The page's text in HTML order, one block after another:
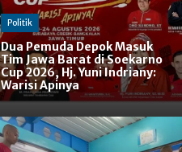
Politik
Dua Pemuda Depok Masuk
Tim Jawa Barat di Soekarno
Cup 2026, Hj. Yuni Indriany:
Warisi Apinya